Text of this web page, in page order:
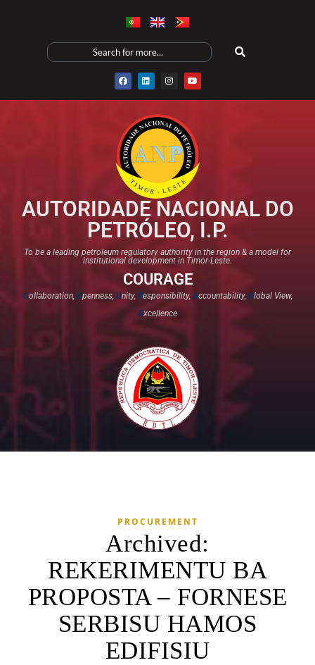
AUTORIDADE NACIONAL DO
PETRÓLEO, I.P.
To be a leading petroleum regulatory authority in the region & a model for
institutional development in Timor-Leste.
COURAGE
Collaboration, Openness, Unity, Responsibility,Accountability, Global View,
Excellence​
PROCUREMENT
Archived:
REKERIMENTU BA
PROPOSTA – FORNESE
SERBISU HAMOS
EDIFISIU